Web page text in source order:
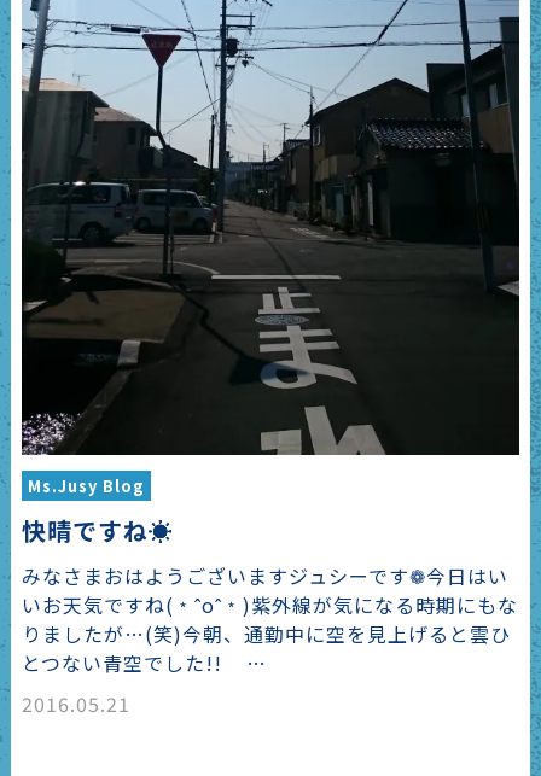
Ms.Jusy Blog
快晴ですね☀
みなさまおはようございますジュシーです❁今日はい
いお天気ですね(﹡ˆoˆ﹡)紫外線が気になる時期にもな
りましたが…(笑)今朝、通勤中に空を見上げると雲ひ
とつない青空でした!! …
2016.05.21